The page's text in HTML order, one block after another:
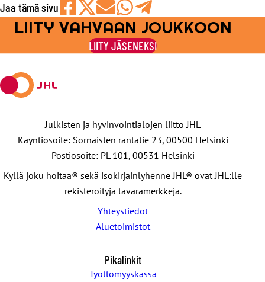
Jaa tämä sivu
Jaa
Facebookissa
Jaa
viestipalvelu
X:ssä
Jaa
sähköpostilla
Jaa
WhatsAppilla
Jaa
Telegramilla
LIITY VAHVAAN JOUKKOON
LIITY JÄSENEKSI
Julkisten ja hyvinvointialojen liitto JHL
Käyntiosoite: Sörnäisten rantatie 23, 00500 Helsinki
Postiosoite: PL 101, 00531 Helsinki
Kyllä joku hoitaa® sekä isokirjainlyhenne JHL® ovat JHL:lle
rekisteröityjä tavaramerkkejä.
Yhteystiedot
Aluetoimistot
Pikalinkit
Työttömyyskassa